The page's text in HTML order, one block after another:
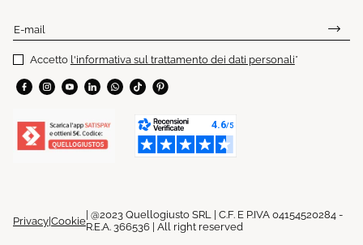
E-mail
Accetto l'informativa sul trattamento dei dati personali*
Privacy Cookie | @2023 Quellogiusto SRL | C.F. E P.IVA 04154520284 -
R.E.A. 366536 | All right reserved